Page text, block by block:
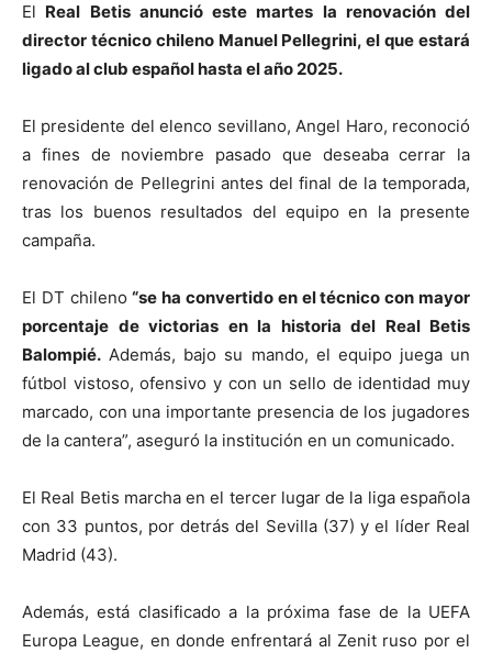
El Real Betis anunció este martes la renovación del
director técnico chileno Manuel Pellegrini, el que estará
ligado al club español hasta el año 2025.
El presidente del elenco sevillano, Angel Haro, reconoció
a fines de noviembre pasado que deseaba cerrar la
renovación de Pellegrini antes del final de la temporada,
tras los buenos resultados del equipo en la presente
campaña.
El DT chileno“se ha convertido en el técnico con mayor
porcentaje de victorias en la historia del Real Betis
Balompié. Además, bajo su mando, el equipo juega un
fútbol vistoso, ofensivo y con un sello de identidad muy
marcado, con una importante presencia de los jugadores
de la cantera”, aseguró la institución en un comunicado.
El Real Betis marcha en el tercer lugar de la liga española
con 33 puntos, por detrás del Sevilla (37) y el líder Real
Madrid (43).
Además, está clasificado a la próxima fase de la UEFA
Europa League, en donde enfrentará al Zenit ruso por el